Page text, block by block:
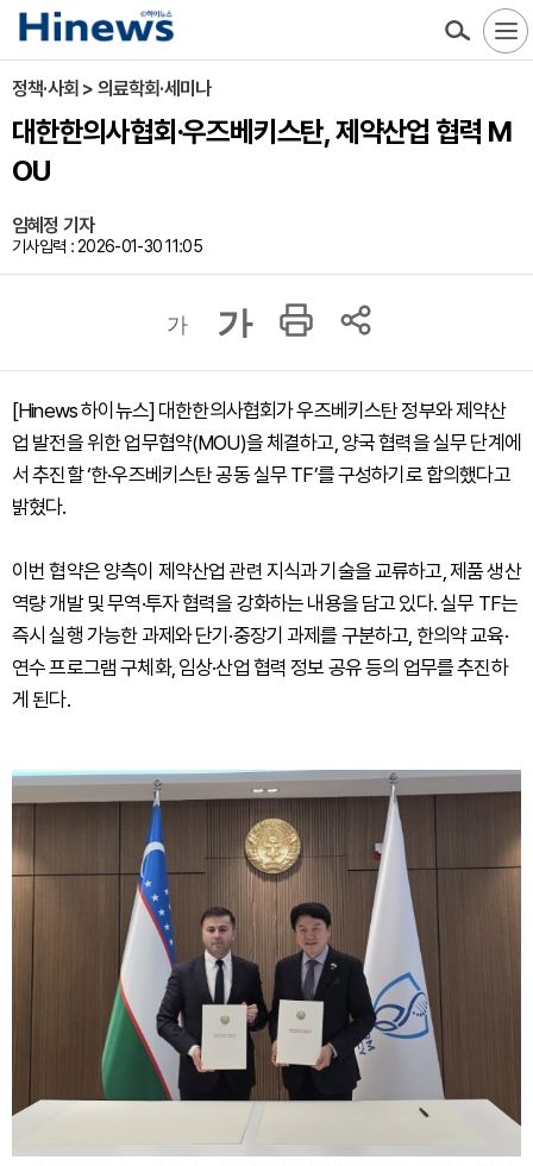
정책·사회 > 의료학회·세미나
대한한의사협회·우즈베키스탄, 제약산업 협력 M
OU
임혜정 기자
기사입력 : 2026-01-30 11:05
가 가
[Hinews 하이뉴스] 대한한의사협회가 우즈베키스탄 정부와 제약산
업 발전을 위한 업무협약(MOU)을 체결하고, 양국 협력을 실무 단계에
서 추진할 ‘한·우즈베키스탄 공동 실무 TF’를 구성하기로 합의했다고
밝혔다.
이번 협약은 양측이 제약산업 관련 지식과 기술을 교류하고, 제품 생산
역량 개발 및 무역·투자 협력을 강화하는 내용을 담고 있다. 실무 TF는
즉시 실행 가능한 과제와 단기·중장기 과제를 구분하고, 한의약 교육·
연수 프로그램 구체화, 임상·산업 협력 정보 공유 등의 업무를 추진하
게 된다.